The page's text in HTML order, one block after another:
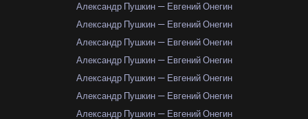
Александр Пушкин — Евгений Онегин
Александр Пушкин — Евгений Онегин
Александр Пушкин — Евгений Онегин
Александр Пушкин — Евгений Онегин
Александр Пушкин — Евгений Онегин
Александр Пушкин — Евгений Онегин
Александр Пушкин — Евгений Онегин